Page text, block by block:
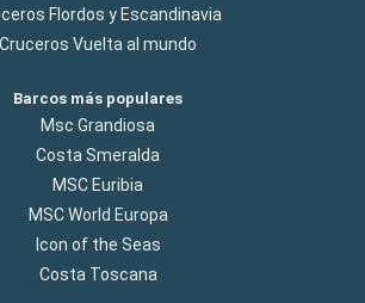
Flordos y Escandinavia
Cruceros Vuelta al mundo
Barcos más populares
Msc Grandiosa
Costa Smeralda
MSC Euribia
MSC World Europa
Icon of the Seas
Costa Toscana